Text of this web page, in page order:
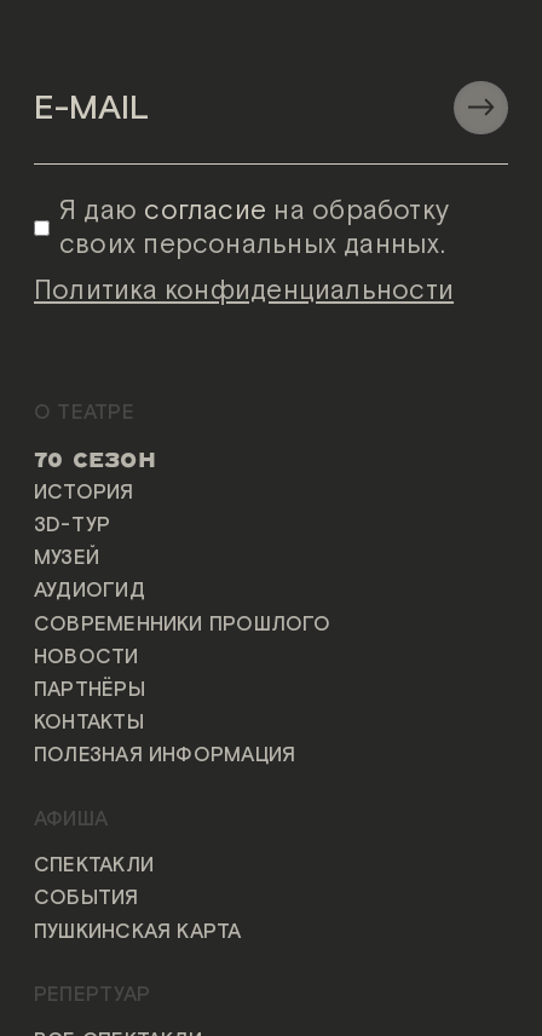
Я даю согласие на обработку
своих персональных данных.
Политика конфиденциальности
О ТЕАТРЕ
70 СЕЗОН
ИСТОРИЯ
3D-ТУР
МУЗЕЙ
АУДИОГИД
СОВРЕМЕННИКИ ПРОШЛОГО
НОВОСТИ
ПАРТНЁРЫ
КОНТАКТЫ
ПОЛЕЗНАЯ ИНФОРМАЦИЯ
АФИША
СПЕКТАКЛИ
СОБЫТИЯ
ПУШКИНСКАЯ КАРТА
РЕПЕРТУАР